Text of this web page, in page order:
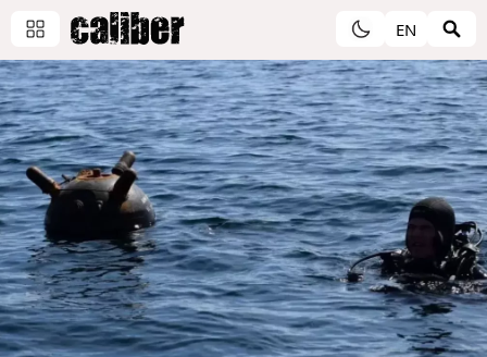
EN